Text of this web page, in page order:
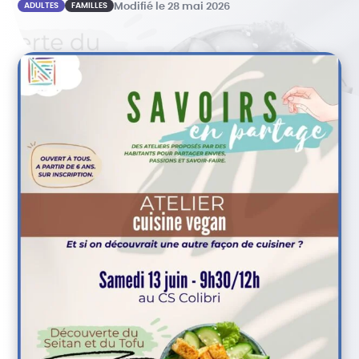
ADULTES FAMILLES Modifié le 28 mai 2026